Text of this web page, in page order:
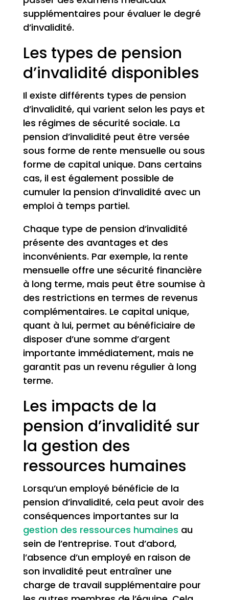
supplémentaires pour évaluer le degré
d’invalidité.
Les types de pension
d’invalidité disponibles
Il existe différents types de pension
d’invalidité, qui varient selon les pays et
les régimes de sécurité sociale. La
pension d’invalidité peut être versée
sous forme de rente mensuelle ou sous
forme de capital unique. Dans certains
cas, il est également possible de
cumuler la pension d’invalidité avec un
emploi à temps partiel.
Chaque type de pension d’invalidité
présente des avantages et des
inconvénients. Par exemple, la rente
mensuelle offre une sécurité financière
à long terme, mais peut être soumise à
des restrictions en termes de revenus
complémentaires. Le capital unique,
quant à lui, permet au bénéficiaire de
disposer d’une somme d’argent
importante immédiatement, mais ne
garantit pas un revenu régulier à long
terme.
Les impacts de la
pension d’invalidité sur
la gestion des
ressources humaines
Lorsqu’un employé bénéficie de la
pension d’invalidité, cela peut avoir des
conséquences importantes sur la
gestion des ressources humaines au
sein de l’entreprise. Tout d’abord,
l’absence d’un employé en raison de
son invalidité peut entraîner une
charge de travail supplémentaire pour